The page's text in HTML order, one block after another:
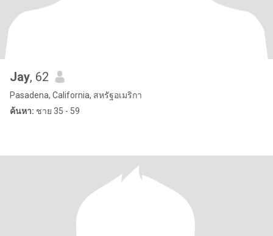
Jay, 62
Pasadena, California, สหรัฐอเมริกา
ค้นหา: ชาย 35 - 59